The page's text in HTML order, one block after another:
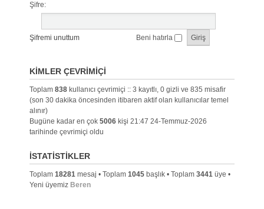
Şifre:
Şifremi unuttum Beni hatırla
KIMLER ÇEVRIMIÇI
Toplam 838kullanıcı çevrimiçi :: 3 kayıtlı, 0 gizli ve 835 misafir
(son 30 dakika öncesinden itibaren aktif olan kullanıcılar temel
alınır)
Bugüne kadar en çok 5006kişi 21:47 24-Temmuz-2026
tarihinde çevrimiçi oldu
İSTATISTIKLER
Toplam 18281mesaj • Toplam 1045başlık • Toplam 3441üye •
Yeni üyemiz Beren